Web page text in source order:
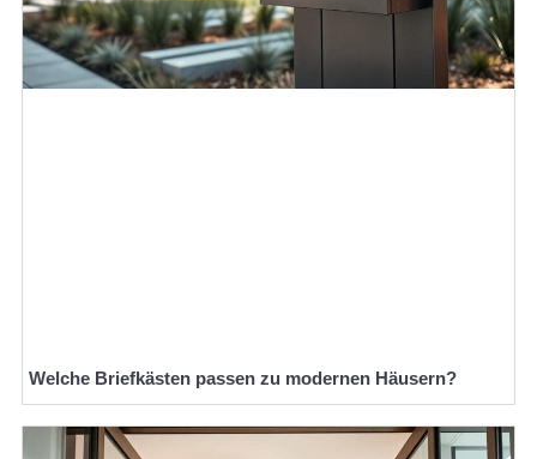
Welche Briefkästen passen zu modernen Häusern?